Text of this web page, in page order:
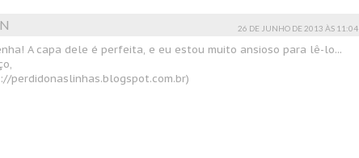
26 DE JUNHO DE 2013 ÀS 11:04
A capa dele é perfeita, e eu estou muito ansioso para lê-lo...
perdidonaslinhas.blogspot.com.br)